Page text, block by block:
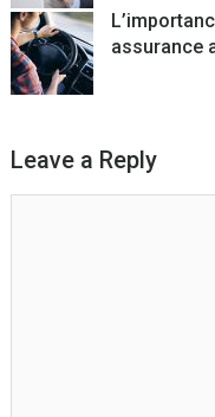
assurance
Leave a Reply